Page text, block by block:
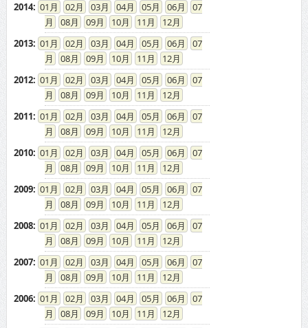
2014: 01 02 03 04 05 06
07
08
09 10 11
12
2013: 01 02 03 04 05 06
07
08
09 10 11
12
2012: 01 02 03 04 05 06
07
08
09 10 11
12
2011: 01 02 03 04 05 06
07
08
09 10 11
12
2010: 01 02 03 04 05 06
07
08
09 10 11
12
2009: 01 02 03 04 05 06
07
08
09 10 11
12
2008: 01 02 03 04 05 06
07
08
09 10 11
12
2007: 01 02 03 04 05 06
07
08
09 10 11
12
2006: 01 02 03 04 05 06
07
08
09 10 11
12